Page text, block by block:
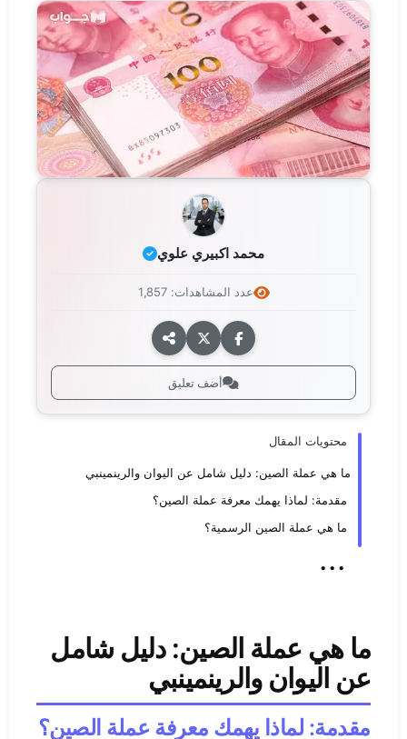
محمد اكبيري علوي
عدد المشاهدات: 1,857
أضف تعليق
محتويات المقال
ما هي عملة الصين: دليل شامل عن اليوان والرينمينبي
مقدمة: لماذا يهمك معرفة عملة الصين؟
ما هي عملة الصين الرسمية؟
...
ما هي عملة الصين: دليل شامل
عن اليوان والرينمينبي
مقدمة: لماذا يهمك معرفة عملة الصين؟